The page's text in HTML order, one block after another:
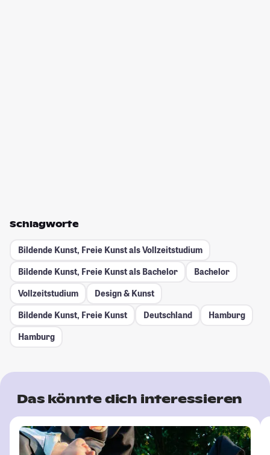
Schlagworte
Bildende Kunst, Freie Kunst als Vollzeitstudium
Bildende Kunst, Freie Kunst als Bachelor
Bachelor
Vollzeitstudium
Design & Kunst
Bildende Kunst, Freie Kunst
Deutschland
Hamburg
Hamburg
Das könnte dich interessieren